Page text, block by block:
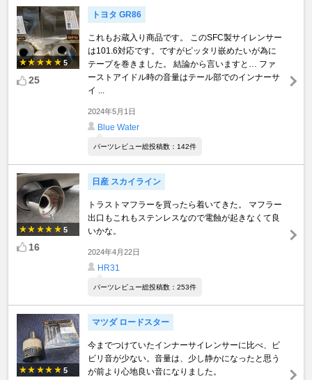
5
25
トヨタ GR86
これもお蔵入り商品です。 このSFC製サイレンサー
は101.6対応です。ですがピッタリ嵌めたいが為に
テープを巻きました。 結論から言いますと… ファ
ーストアイドル時の音量はテール部でのインナーサ
イ ...
2024年5月1日
Blue Water
パーツレビュー総投稿数：142件
5
16
日産 スカイライン
トラストマフラーを買ったら着いてきた。 マフラー
出口もこれもステンレスなので電蝕が起きなくて良
いかな。
2024年4月22日
HR31
パーツレビュー総投稿数：253件
5
マツダ ロードスター
今までつけていたインナーサイレンサーに比べ、ビ
ビリ音が少ない。音量は、少し静かになったと思う
が前より心地良い音になりました。